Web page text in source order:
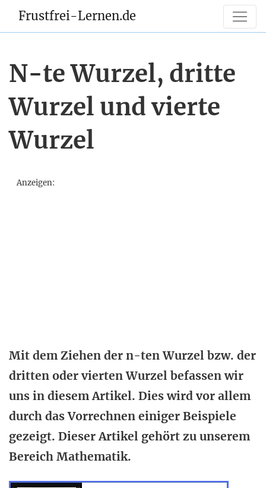
Frustfrei-Lernen.de
N-te Wurzel, dritte
Wurzel und vierte
Wurzel
Anzeigen:
Mit dem Ziehen der n-ten Wurzel bzw. der
dritten oder vierten Wurzel befassen wir
uns in diesem Artikel. Dies wird vor allem
durch das Vorrechnen einiger Beispiele
gezeigt. Dieser Artikel gehört zu unserem
Bereich Mathematik.